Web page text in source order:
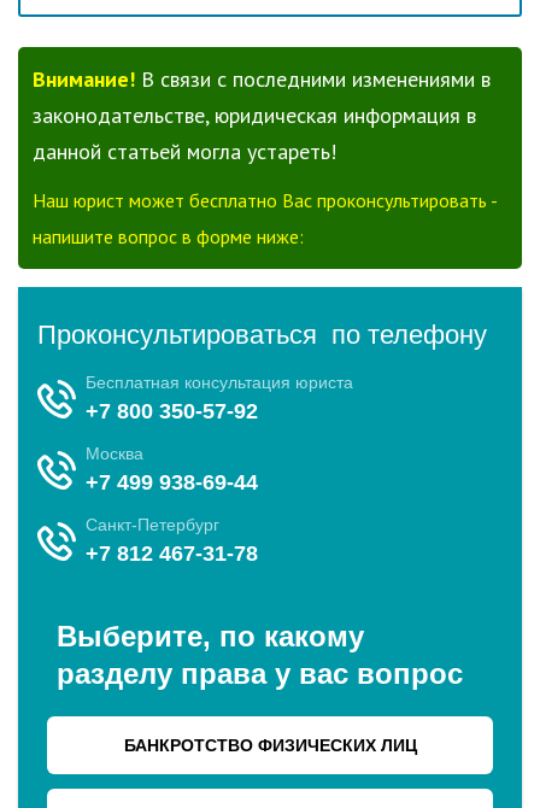
Внимание! В связи с последними изменениями в
законодательстве, юридическая информация в
данной статьей могла устареть!
Наш юрист может бесплатно Вас проконсультировать -
напишите вопрос в форме ниже: